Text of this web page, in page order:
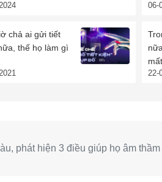
06-
chả ai gửi tiết
thế họ làm gì
22-
phát hiện 3 điều giúp họ âm